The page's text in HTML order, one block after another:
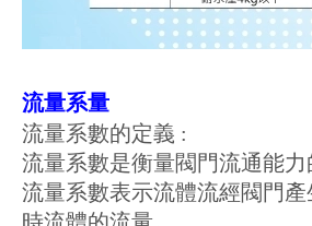
流量系量
流量系數的定義 :
流量系數是衡量閥門流通能力
流量系數表示流體流經閥門